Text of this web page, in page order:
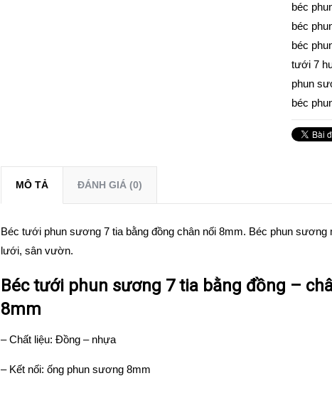
béc
béc
béc
tưới 7
phun
béc
MÔ TẢ ĐÁNH GIÁ (0)
Béc tưới phun sương 7 tia bằng đồng chân nối 8mm. Béc phun
lưới, sân vườn.
Béc tưới phun sương 7 tia bằng đồng –
8mm
– Chất liệu: Đồng – nhựa
– Kết nối: ống phun sương 8mm